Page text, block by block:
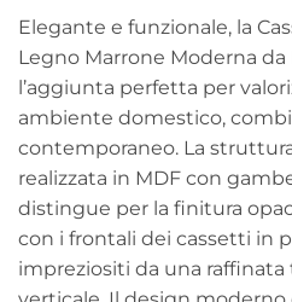
Elegante e funzionale, la
Legno Marrone Moderna da
l’aggiunta perfetta per
ambiente domestico,
contemporaneo. La
realizzata in MDF con
distingue per la finitura
con i frontali dei cassetti in
impreziositi da una